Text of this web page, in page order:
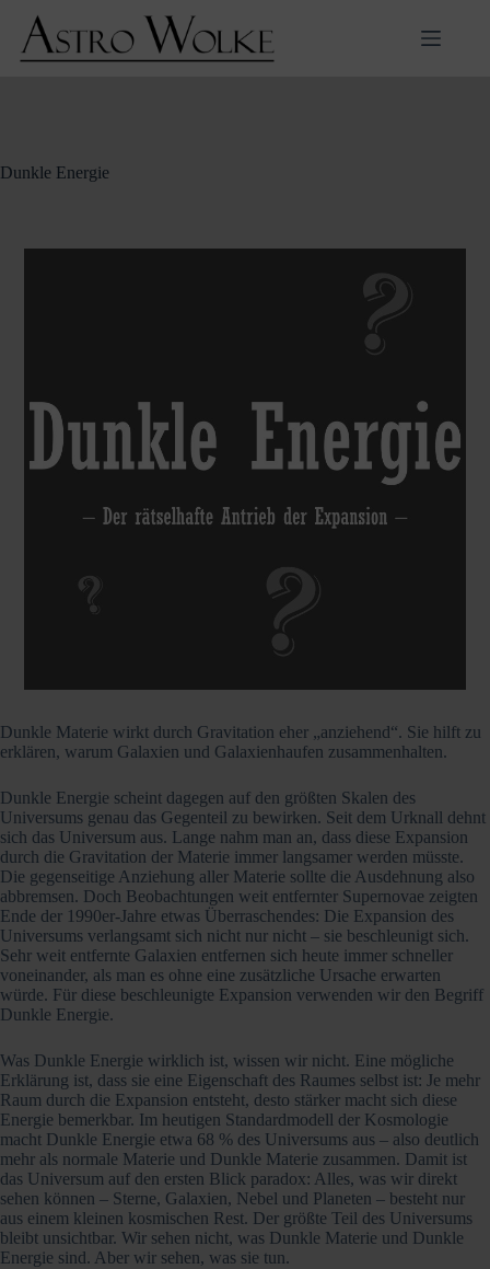
Inhalt
springen
Dunkle Energie
Dunkle Materie wirkt durch Gravitation eher „anziehend“. Sie hilft zu
erklären, warum Galaxien und Galaxienhaufen zusammenhalten.
Dunkle Energie scheint dagegen auf den größten Skalen des
Universums genau das Gegenteil zu bewirken. Seit dem Urknall dehnt
sich das Universum aus. Lange nahm man an, dass diese Expansion
durch die Gravitation der Materie immer langsamer werden müsste.
Die gegenseitige Anziehung aller Materie sollte die Ausdehnung also
abbremsen. Doch Beobachtungen weit entfernter Supernovae zeigten
Ende der 1990er-Jahre etwas Überraschendes: Die Expansion des
Universums verlangsamt sich nicht nur nicht – sie beschleunigt sich.
Sehr weit entfernte Galaxien entfernen sich heute immer schneller
voneinander, als man es ohne eine zusätzliche Ursache erwarten
würde. Für diese beschleunigte Expansion verwenden wir den Begriff
Dunkle Energie.
Was Dunkle Energie wirklich ist, wissen wir nicht. Eine mögliche
Erklärung ist, dass sie eine Eigenschaft des Raumes selbst ist: Je mehr
Raum durch die Expansion entsteht, desto stärker macht sich diese
Energie bemerkbar. Im heutigen Standardmodell der Kosmologie
macht Dunkle Energie etwa 68 % des Universums aus – also deutlich
mehr als normale Materie und Dunkle Materie zusammen. Damit ist
das Universum auf den ersten Blick paradox: Alles, was wir direkt
sehen können – Sterne, Galaxien, Nebel und Planeten – besteht nur
aus einem kleinen kosmischen Rest. Der größte Teil des Universums
bleibt unsichtbar. Wir sehen nicht, was Dunkle Materie und Dunkle
Energie sind. Aber wir sehen, was sie tun.